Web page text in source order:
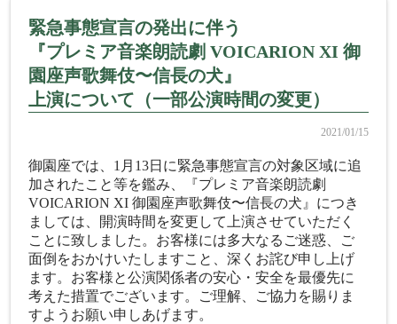
緊急事態宣言の発出に伴う
『プレミア音楽朗読劇 VOICARION XI 御
園座声歌舞伎〜信長の犬』
上演について（一部公演時間の変更）
2021/01/15
御園座では、1月13日に緊急事態宣言の対象区域に追
加されたこと等を鑑み、『プレミア音楽朗読劇
VOICARION XI 御園座声歌舞伎〜信長の犬』につき
ましては、開演時間を変更して上演させていただく
ことに致しました。お客様には多大なるご迷惑、ご
面倒をおかけいたしますこと、深くお詫び申し上げ
ます。お客様と公演関係者の安心・安全を最優先に
考えた措置でございます。ご理解、ご協力を賜りま
すようお願い申しあげます。